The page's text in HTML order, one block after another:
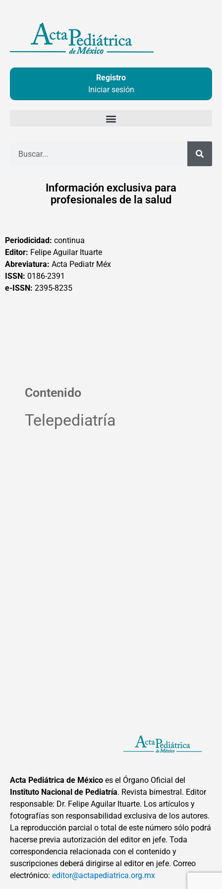
contenido
Registro
Iniciar sesión
Información exclusiva para
profesionales de la salud
Periodicidad: continua
Editor: Felipe Aguilar Ituarte
Abreviatura: Acta Pediatr Méx
ISSN: 0186-2391
e-ISSN: 2395-8235
Contenido
Telepediatría
Acta Pediátrica de México es el Órgano Oficial del
Instituto Nacional de Pediatría. Revista bimestral. Editor
responsable: Dr. Felipe Aguilar Ituarte. Los artículos y
fotografías son responsabilidad exclusiva de los autores.
La reproducción parcial o total de este número sólo podrá
hacerse previa autorización del editor en jefe. Toda
correspondencia relacionada con el contenido y
suscripciones deberá dirigirse al editor en jefe. Correo
electrónico: editor@actapediatrica.org.mx